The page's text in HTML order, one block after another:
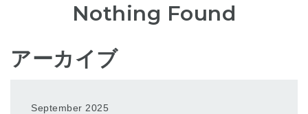
Nothing Found
アーカイブ
September 2025